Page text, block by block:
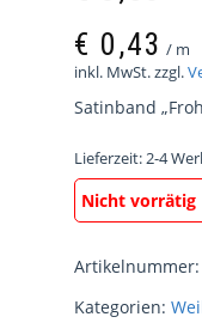
€ 0,43 / m
inkl. MwSt.zzgl.
Satinband
Lieferzeit:2-4
Nicht vorrätig
Artikelnummer:
Kategorien: